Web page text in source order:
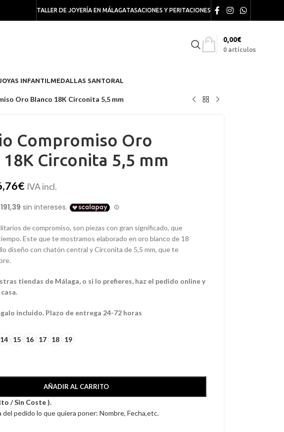
TALLER DE JOYERÍA EN MÁLAGATASACIONES Y PERITACIONES
0 artículos
0,00€
INFANTILMEDALLAS SANTORAL
Oro Blanco 18K Circonita 5,5 mm
Compromiso Oro
Circonita 5,5 mm
€ IVA incl.
de compromiso, son piezas con gran significado, que
Este que te mostramos elaborado en oro blanco de 18
diseño con chatón central y Circonita de 5,5 mm, que te
tiendas de Málaga, o si lo prefieres, haz el pedido online y
incluido. Plazo de entrega 24-72 horas
14 15 16 17 18 19
AÑADIR AL CARRITO
/ Sin Coste ).
del pedido lo que quiera poner: Nombre, Fecha,etc.